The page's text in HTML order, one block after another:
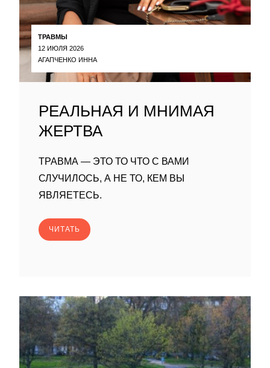
ТРАВМЫ
12 ИЮЛЯ 2026
АГАПЧЕНКО ИННА
РЕАЛЬНАЯ И МНИМАЯ
ЖЕРТВА
ТРАВМА — ЭТО ТО ЧТО С ВАМИ
СЛУЧИЛОСЬ, А НЕ ТО, КЕМ ВЫ
ЯВЛЯЕТЕСЬ.
ЧИТАТЬ